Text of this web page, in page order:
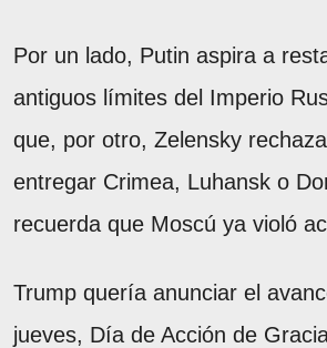
Por un lado, Putin aspira a
antiguos límites del Imperio
que, por otro, Zelensky
entregar Crimea, Luhansk o
recuerda que Moscú ya violó
Trump quería anunciar el
jueves, Día de Acción de